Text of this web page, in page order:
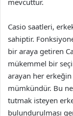
mevcuttur.
Casio saatleri,
sahiptir.
bir araya getiren
mükemmel bir
arayan her
mümkündür. Bu
tutmak isteyen
bulundurulması